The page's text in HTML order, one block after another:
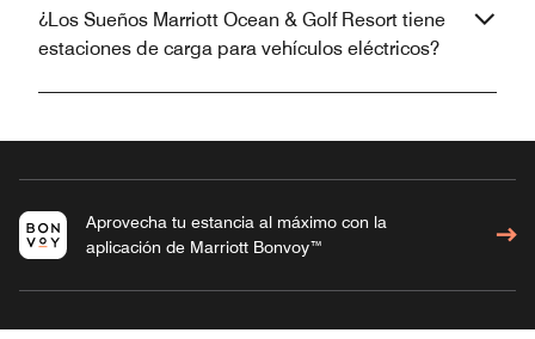
¿Los Sueños Marriott Ocean & Golf Resort tiene
estaciones de carga para vehículos eléctricos?
Aprovecha tu estancia al máximo con la
aplicación de Marriott Bonvoy™